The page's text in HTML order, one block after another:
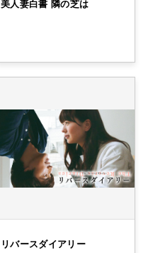
美人妻白書 隣の芝は
リバースダイアリー